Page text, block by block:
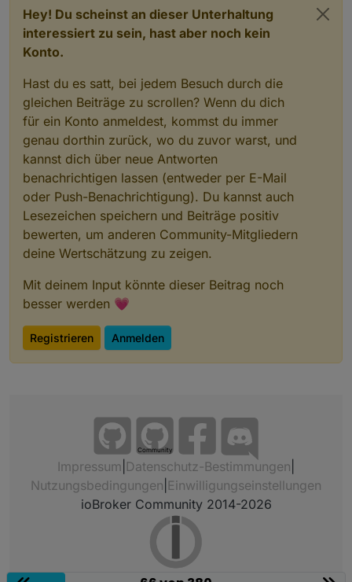
Hey! Du scheinst an dieser Unterhaltung
interessiert zu sein, hast aber noch kein
Konto.
Hast du es satt, bei jedem Besuch durch die
gleichen Beiträge zu scrollen? Wenn du dich
für ein Konto anmeldest, kommst du immer
genau dorthin zurück, wo du zuvor warst, und
kannst dich über neue Antworten
benachrichtigen lassen (entweder per E-Mail
oder Push-Benachrichtigung). Du kannst auch
Lesezeichen speichern und Beiträge positiv
bewerten, um anderen Community-Mitgliedern
deine Wertschätzung zu zeigen.
Mit deinem Input könnte dieser Beitrag noch
besser werden 💗
Registrieren Anmelden
Community
Impressum Datenschutz-Bestimmungen
Nutzungsbedingungen Einwilligungseinstellungen
ioBroker Community 2014-2026